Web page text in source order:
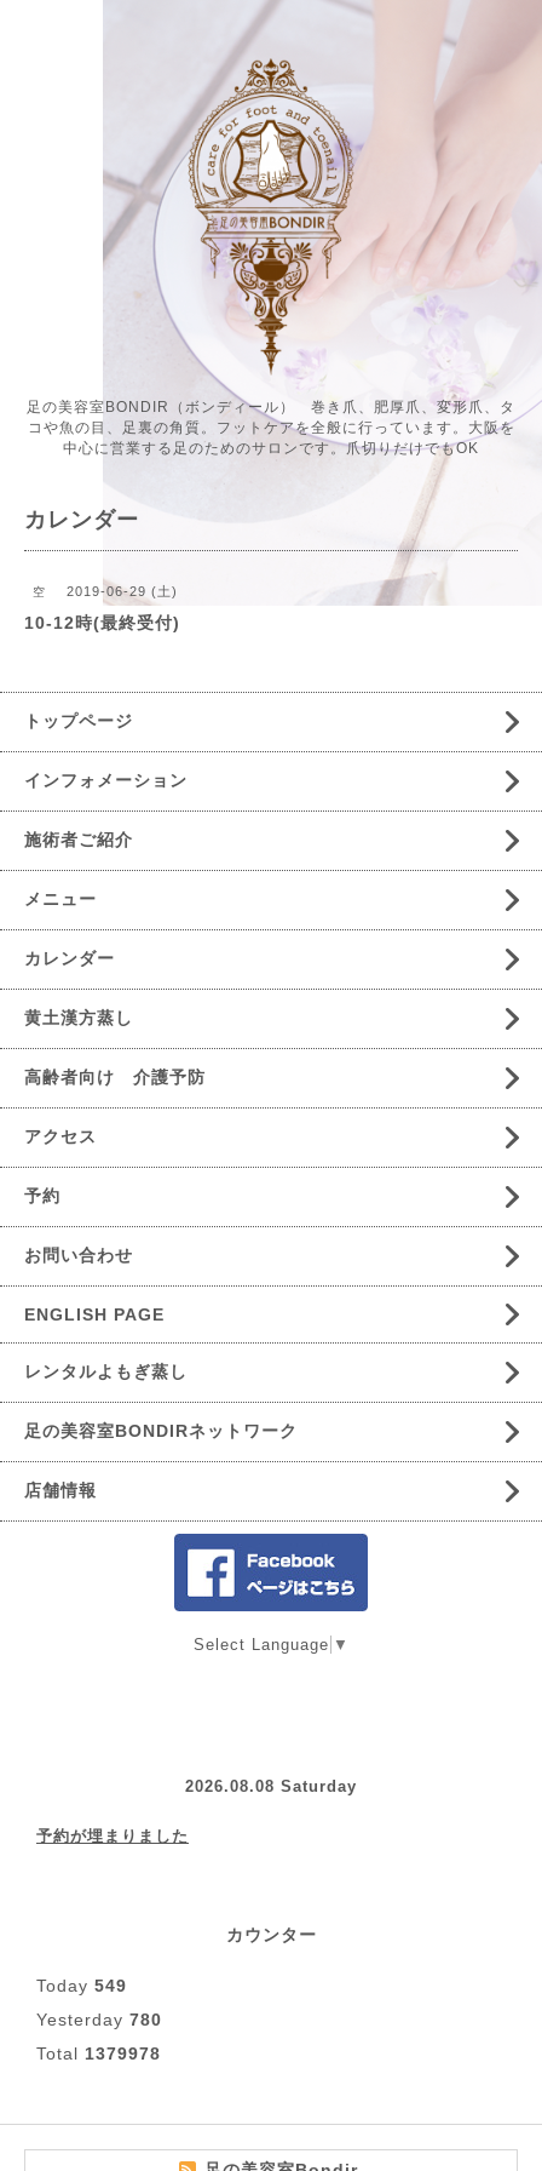
足の美容室BONDIR（ボンディール） 巻き爪、肥厚爪、変形爪、タ
コや魚の目、足裏の角質。フットケアを全般に行っています。大阪を
中心に営業する足のためのサロンです。爪切りだけでもOK
カレンダー
空 2019-06-29 (土)
10-12時(最終受付)
トップページ
インフォメーション
施術者ご紹介
メニュー
カレンダー
黄土漢方蒸し
高齢者向け 介護予防
アクセス
予約
お問い合わせ
ENGLISH PAGE
レンタルよもぎ蒸し
足の美容室BONDIRネットワーク
店舗情報
Select Language ▼
2026.08.08 Saturday
予約が埋まりました
カウンター
Today 549
Yesterday 780
Total 1379978